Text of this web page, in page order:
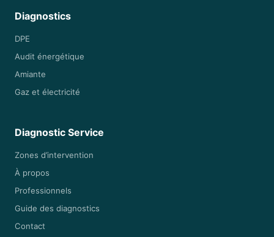
Diagnostics
DPE
Audit énergétique
Amiante
Gaz et électricité
Diagnostic Service
Zones d’intervention
À propos
Professionnels
Guide des diagnostics
Contact